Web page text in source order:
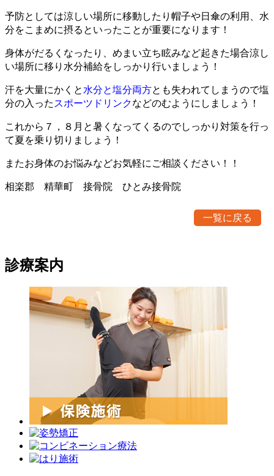
予防としては涼しい場所に移動したり帽子や日傘の利用、水
分をこまめに摂るといったことが重要になります！
身体がだるくなったり、めまい立ち眩みなど起きた場合涼し
い場所に移り水分補給をしっかり行いましょう！
汗を大量にかくと 水分と塩分両方とも失われてしまうので塩
分の入った スポーツドリンクなどのむようにしましょう！
これから７，８月と暑くなってくるのでしっかり対策を行っ
て夏を乗り切りましょう！
またお身体のお悩みなどお気軽にご相談ください！！
相楽郡 精華町 接骨院 ひとみ接骨院
一覧に戻る
診療案内